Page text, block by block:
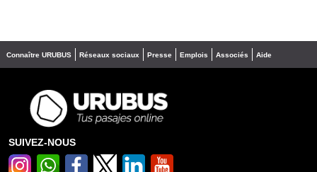
Connaître URUBUS Réseaux sociaux Presse Emplois Associés Aide
SUIVEZ-NOUS